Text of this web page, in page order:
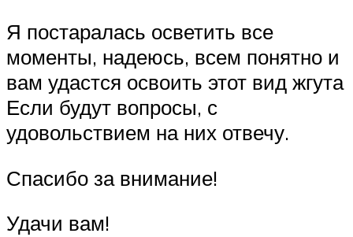
Я постаралась осветить все
моменты, надеюсь, всем понятно и
вам удастся освоить этот вид жгута
Если будут вопросы, с
удовольствием на них отвечу.
Спасибо за внимание!
Удачи вам!